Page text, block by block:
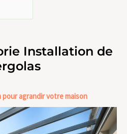
Installation de
agrandir votre maison